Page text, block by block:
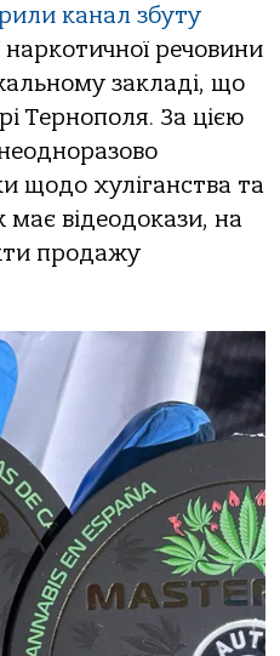
канал збуту
наркотичної речовини
закладі, що
Тернополя. За цією
щодо хуліганства та
має відеодокази, на
продажу